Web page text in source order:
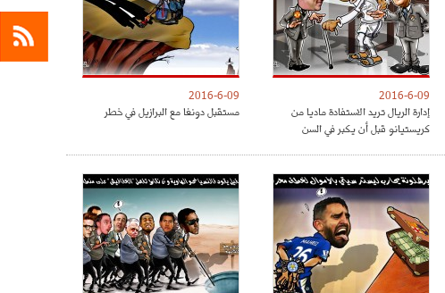
2016-6-09
إدارة الريال تريد الاستفادة ماديا من
كريستيانو قبل أن يكبر في السن
2016-6-09
مستقبل دونغا مع البرازيل في خطر